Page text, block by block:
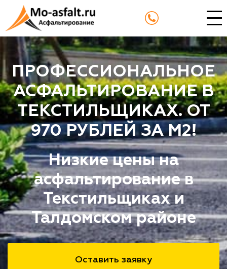
ПРОФЕССИОНАЛЬНОЕ
АСФАЛЬТИРОВАНИЕ В
ТЕКСТИЛЬЩИКАХ. ОТ
970 РУБЛЕЙ ЗА М2!
Низкие цены на
асфальтирование в
Текстильщиках и
Талдомском районе
Оставить заявку